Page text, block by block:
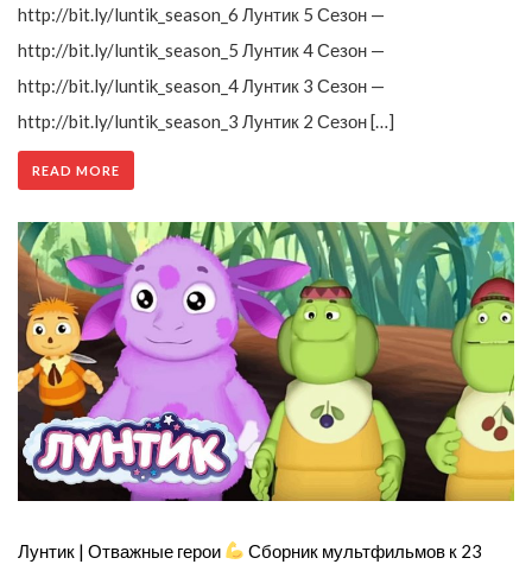
http://bit.ly/luntik_season_6 Лунтик 5 Сезон —
http://bit.ly/luntik_season_5 Лунтик 4 Сезон —
http://bit.ly/luntik_season_4 Лунтик 3 Сезон —
http://bit.ly/luntik_season_3 Лунтик 2 Сезон […]
READ MORE
Лунтик | Отважные герои
Сборник мультфильмов к 23